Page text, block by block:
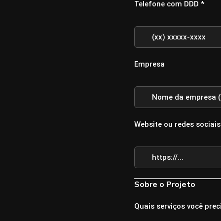
Telefone com DDD *
Empresa
Website ou redes sociais
Sobre o Projeto
Quais serviços você